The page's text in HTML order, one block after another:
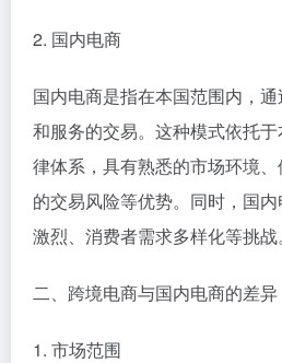
2. 国内电商
国内电商是指在本国范围内，
和服务的交易。这种模式依托
律体系，具有熟悉的市场环境
的交易风险等优势。同时，国
激烈、消费者需求多样化等挑战。
二、跨境电商与国内电商的差异
1. 市场范围